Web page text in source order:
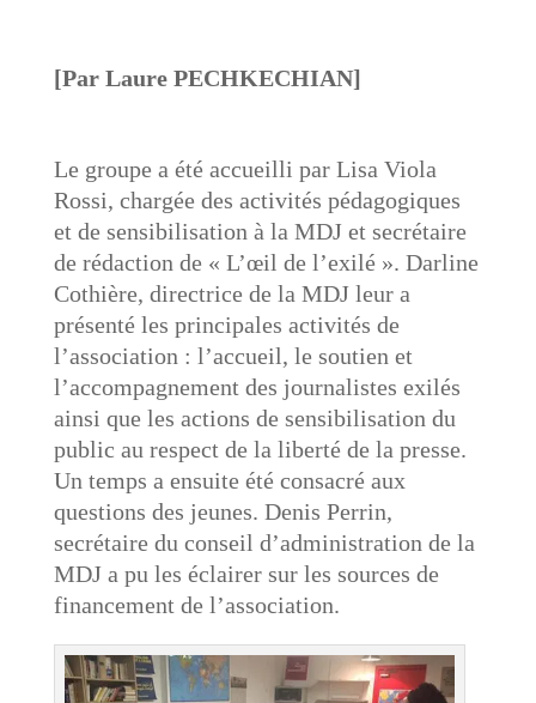
[Par Laure PECHKECHIAN]
Le groupe a été accueilli par Lisa Viola
Rossi, chargée des activités pédagogiques
et de sensibilisation à la MDJ et secrétaire
de rédaction de « L’œil de l’exilé ». Darline
Cothière, directrice de la MDJ leur a
présenté les principales activités de
l’association : l’accueil, le soutien et
l’accompagnement des journalistes exilés
ainsi que les actions de sensibilisation du
public au respect de la liberté de la presse.
Un temps a ensuite été consacré aux
questions des jeunes. Denis Perrin,
secrétaire du conseil d’administration de la
MDJ a pu les éclairer sur les sources de
financement de l’association.